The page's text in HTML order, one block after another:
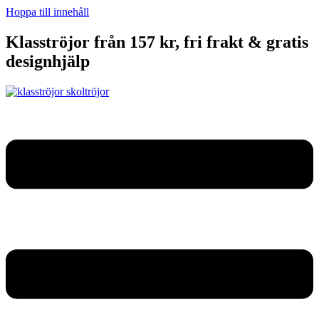
Hoppa till innehåll
Klasströjor från 157 kr, fri frakt & gratis
designhjälp